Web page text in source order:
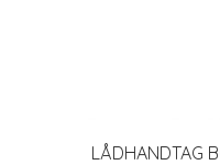
LÅDHANDTAG